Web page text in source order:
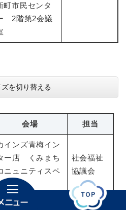
町市民センタ
2階第2会議
を切り替える
会場 担当
インズ青梅イン
ー店 くみまち
ニュニティスペ
ス
社会福祉
協議会
淵市民センタ